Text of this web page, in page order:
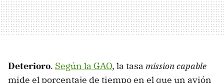
Deterioro. Según la GAO, la tasa mission capable
mide el porcentaje de tiempo en el que un avión